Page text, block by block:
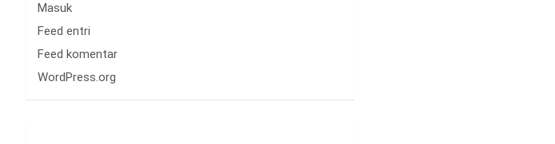
Masuk
Feed entri
Feed komentar
WordPress.org